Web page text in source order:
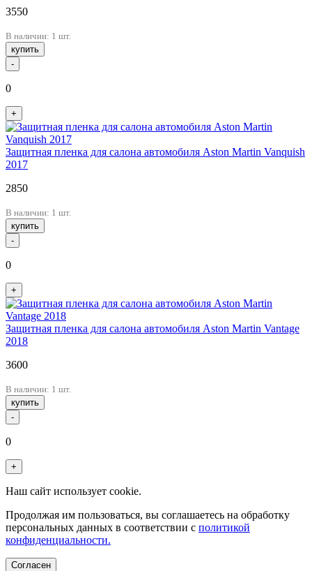
3550
В наличии: 1 шт.
купить
-
0
+
Защитная пленка для салона автомобиля Aston Martin Vanquish
2017
2850
В наличии: 1 шт.
купить
-
0
+
Защитная пленка для салона автомобиля Aston Martin Vantage
2018
3600
В наличии: 1 шт.
купить
-
0
+
Наш сайт использует cookie.
Продолжая им пользоваться, вы соглашаетесь на обработку
персональных данных в соответствии с политикой
конфиденциальности.
Согласен